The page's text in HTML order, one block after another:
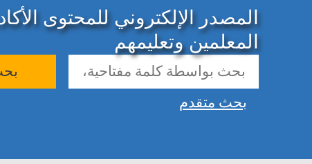
المصدر الإلكتروني للمحتوى
المعلمين وتعليمهم
بحث متقدم